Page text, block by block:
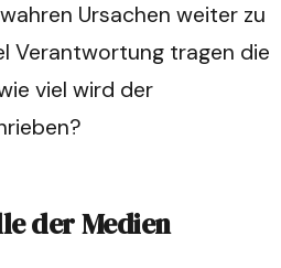
Ursachen weiter zu
Verantwortung tragen die
viel wird der
der Medien